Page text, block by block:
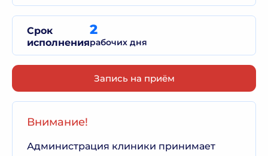
Срок
исполнения
2
рабочих дня
Запись на приём
Внимание!
Администрация клиники принимает